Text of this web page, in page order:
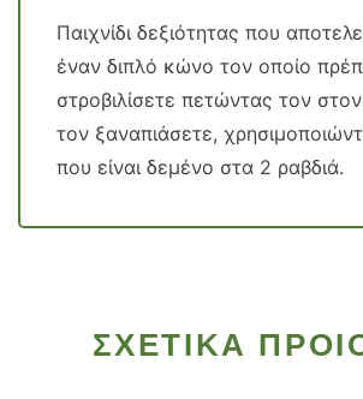
Παιχνίδι δεξιότητας που
έναν διπλό κώνο τον οποίο
στροβιλίσετε πετώντας τον
τον ξαναπιάσετε,
που είναι δεμένο στα 2 ραβδιά.
ΣΧΕΤΙΚΑ